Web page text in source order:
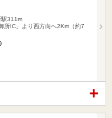
駅311m
所IC」より西方向へ2Km（約7